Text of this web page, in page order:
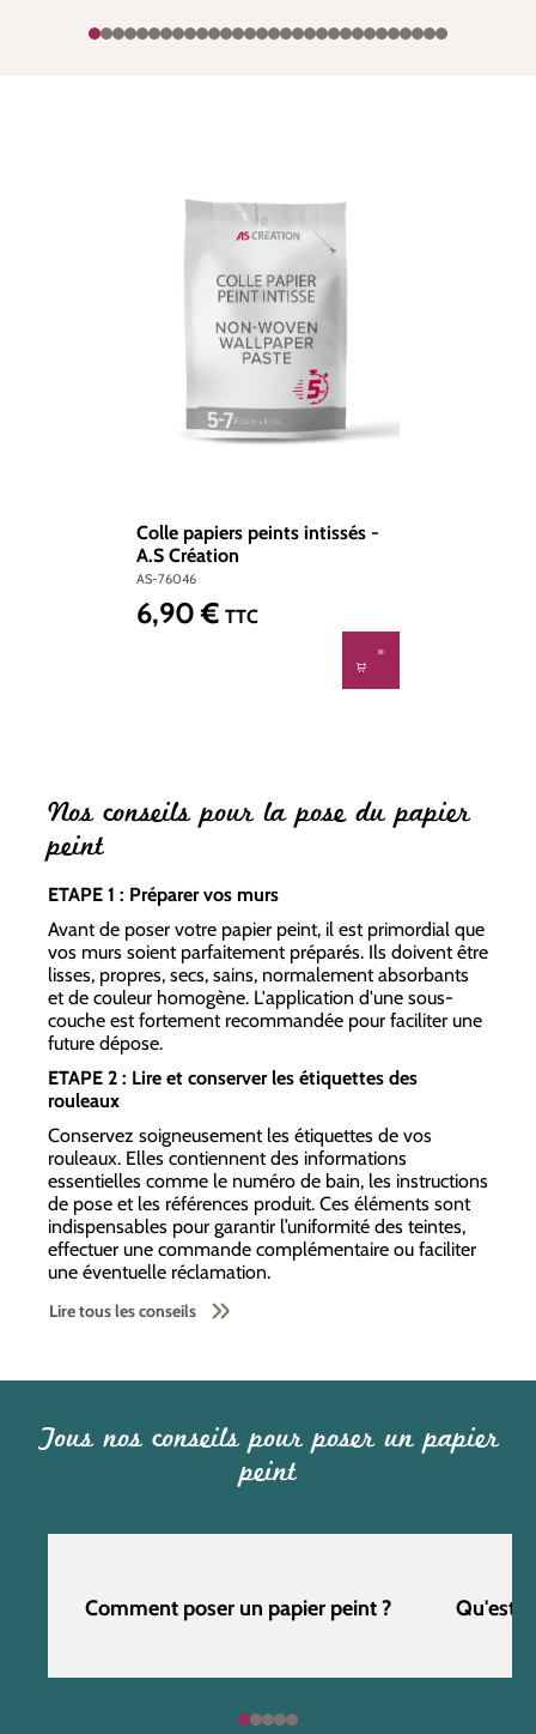
Colle papiers peints intissés -
A.S Création
AS-76046
Prix régulier :
6,90 € TTC
Nos conseils pour la pose du papier
peint
ETAPE 1 : Préparer vos murs
Avant de poser votre papier peint, il est primordial que
vos murs soient parfaitement préparés. Ils doivent être
lisses, propres, secs, sains, normalement absorbants
et de couleur homogène. L'application d'une sous-
couche est fortement recommandée pour faciliter une
future dépose.
ETAPE 2 : Lire et conserver les étiquettes des
rouleaux
Conservez soigneusement les étiquettes de vos
rouleaux. Elles contiennent des informations
essentielles comme le numéro de bain, les instructions
de pose et les références produit. Ces éléments sont
indispensables pour garantir l’uniformité des teintes,
effectuer une commande complémentaire ou faciliter
une éventuelle réclamation.
Lire tous les conseils
Tous nos conseils pour poser un papier
peint
Comment poser un papier peint ? Qu'est